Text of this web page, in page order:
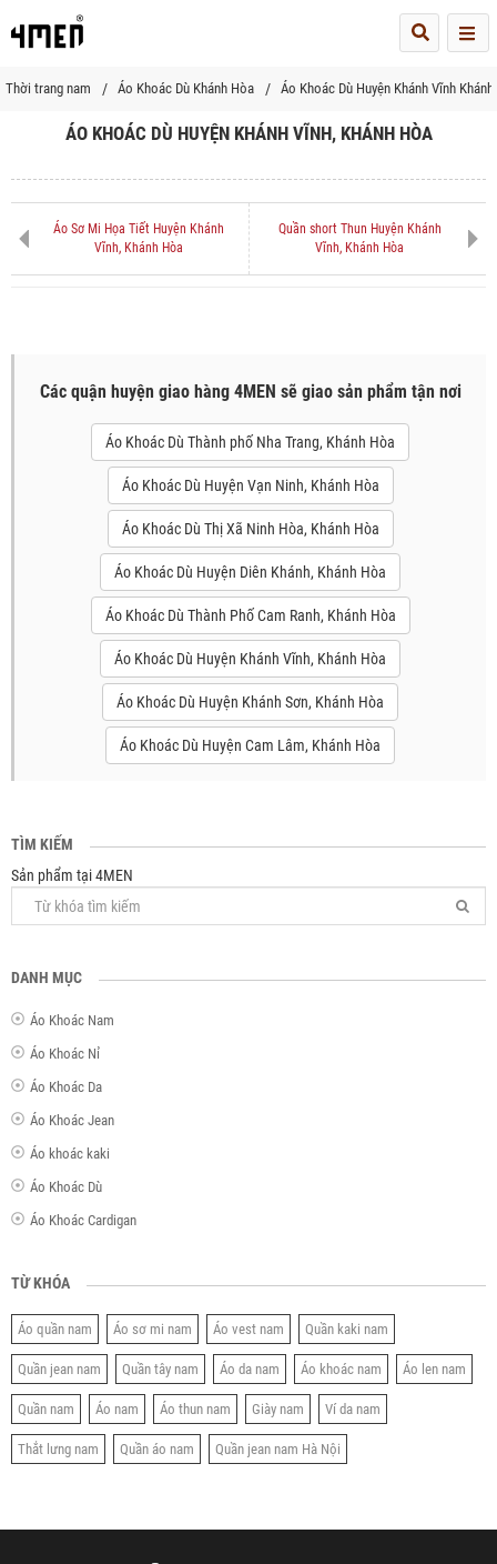
Thời trang nam Áo Khoác Dù Khánh Hòa Áo Khoác Dù Huyện Khánh Vĩnh
ÁO KHOÁC DÙ HUYỆN KHÁNH VĨNH, KHÁNH HÒA
Áo Sơ Mi Họa Tiết Huyện Khánh
Vĩnh, Khánh Hòa
Quần short Thun Huyện Khánh
Vĩnh, Khánh Hòa
Các quận huyện giao hàng 4MEN sẽ giao sản phẩm tận nơi
Áo Khoác Dù Thành phố Nha Trang, Khánh Hòa
Áo Khoác Dù Huyện Vạn Ninh, Khánh Hòa
Áo Khoác Dù Thị Xã Ninh Hòa, Khánh Hòa
Áo Khoác Dù Huyện Diên Khánh, Khánh Hòa
Áo Khoác Dù Thành Phố Cam Ranh, Khánh Hòa
Áo Khoác Dù Huyện Khánh Vĩnh, Khánh Hòa
Áo Khoác Dù Huyện Khánh Sơn, Khánh Hòa
Áo Khoác Dù Huyện Cam Lâm, Khánh Hòa
TÌM KIẾM
Sản phẩm tại 4MEN
DANH MỤC
Áo Khoác Nam
Áo Khoác Nỉ
Áo Khoác Da
Áo Khoác Jean
Áo khoác kaki
Áo Khoác Dù
Áo Khoác Cardigan
TỪ KHÓA
Áo quần nam Áo sơ mi nam Áo vest nam Quần kaki nam
Quần jean nam Quần tây nam Áo da nam Áo khoác nam Áo len nam
Quần nam Áo nam Áo thun nam Giày nam Ví da nam
Thắt lưng nam Quần áo nam Quần jean nam Hà Nội